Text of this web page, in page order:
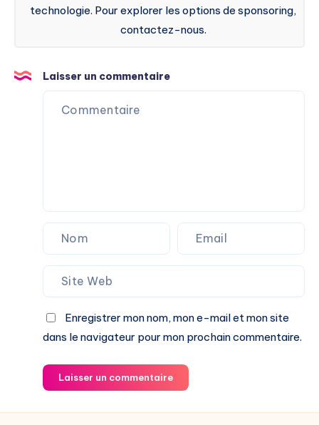
technologie. Pour explorer les options de sponsoring,
contactez-nous.
Laisser un commentaire
Enregistrer mon nom, mon e-mail et mon site
dans le navigateur pour mon prochain commentaire.
Laisser un commentaire